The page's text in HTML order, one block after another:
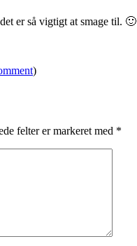
er så vigtigt at smage til. 🙂
)
felter er markeret med *